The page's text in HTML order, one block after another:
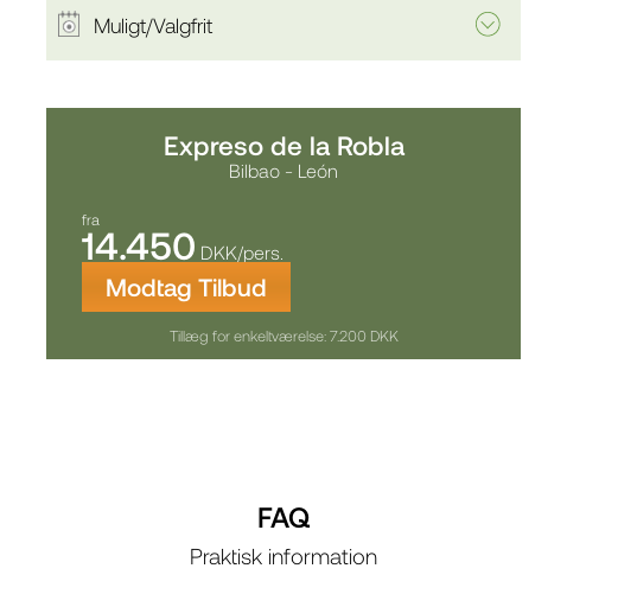
Muligt/Valgfrit
Expreso de la Robla
Bilbao - León
fra
14.450 DKK/pers.
Modtag Tilbud
Tillæg for enkeltværelse: 7.200 DKK
FAQ
Praktisk information